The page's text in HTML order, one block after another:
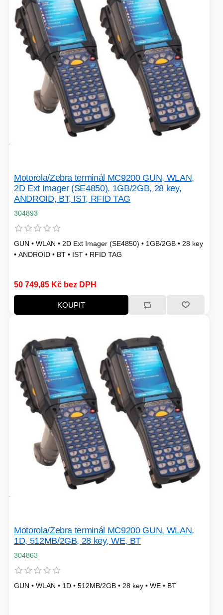
Motorola/Zebra terminál MC9200 GUN, WLAN,
2D Ext Imager (SE4850), 1GB/2GB, 28 key,
ANDROID, BT, IST, RFID TAG
304893
GUN • WLAN • 2D Ext Imager (SE4850) • 1GB/2GB • 28 key
• ANDROID • BT • IST • RFID TAG
50 749,85 Kč bez DPH
KOUPIT
Motorola/Zebra terminál MC9200 GUN, WLAN,
1D, 512MB/2GB, 28 key, WE, BT
304863
GUN • WLAN • 1D • 512MB/2GB • 28 key • WE • BT